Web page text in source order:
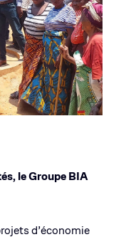
le Groupe BIA
d’économie